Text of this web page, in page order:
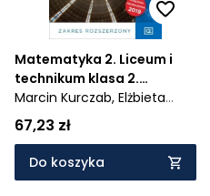
Matematyka 2. Liceum i
technikum klasa 2.
Podręcznik. Zakres
Marcin Kurczab, Elżbieta
Kurczab,
67,23 zł
Do koszyka